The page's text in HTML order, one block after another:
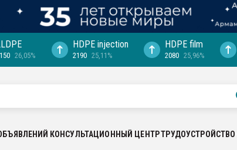
26,05%
HDPE injection
2190 25,11%
HDPE film
2080 25,96%
КОНСУЛЬТАЦИОННЫЙ ЦЕНТРТРУДОУСТРОЙСТВО